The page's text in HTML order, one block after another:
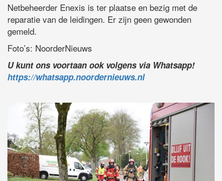
Netbeheerder Enexis is ter plaatse en bezig met de
reparatie van de leidingen. Er zijn geen gewonden
gemeld.
Foto’s: NoorderNieuws
U kunt ons voortaan ook volgens via Whatsapp!
https://whatsapp.noordernieuws.nl